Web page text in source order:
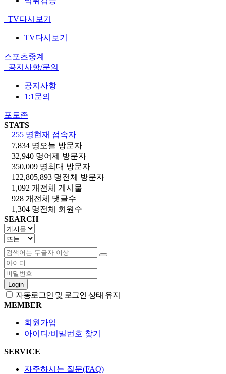
TV다시보기
TV다시보기
스포츠중계
공지사항/문의
공지사항
1:1문의
포토존
STATS
255 명현재 접속자
7,834 명 오늘 방문자
32,940 명어제 방문자
350,009 명최대 방문자
122,805,893 명전체 방문자
1,092 개 전체 게시물
928 개 전체 댓글수
1,304 명전체 회원수
SEARCH
Login
자동로그인 및 로그인 상태 유지
MEMBER
회원가입
아이디/비밀번호 찾기
SERVICE
자주하시는 질문(FAQ)